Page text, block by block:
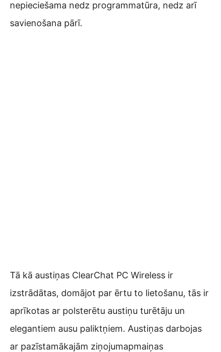
nepieciešama nedz programmatūra, nedz arī
savienošana pārī.
Tā kā austiņas ClearChat PC Wireless ir
izstrādātas, domājot par ērtu to lietošanu, tās ir
aprīkotas ar polsterētu austiņu turētāju un
elegantiem ausu paliktņiem. Austiņas darbojas
ar pazīstamākajām ziņojumapmaiņas